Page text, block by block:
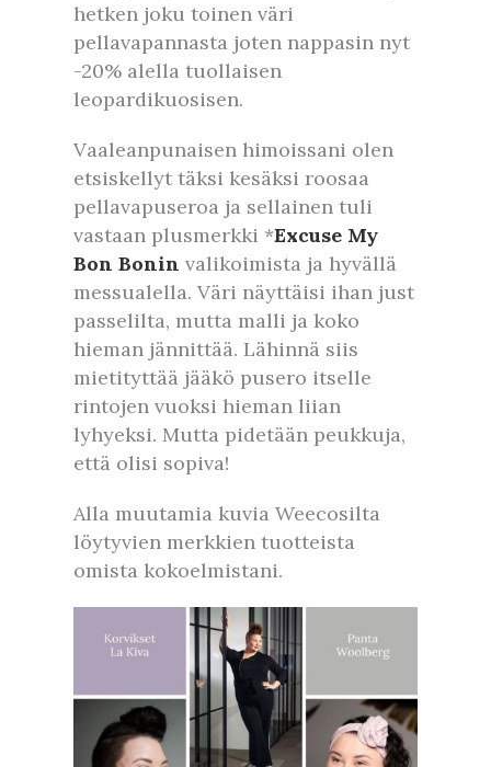
hetken joku toinen väri
pellavapannasta joten nappasin nyt
-20% alella tuollaisen
leopardikuosisen.
Vaaleanpunaisen himoissani olen
etsiskellyt täksi kesäksi roosaa
pellavapuseroa ja sellainen tuli
vastaan plusmerkki *Excuse My
Bon Bonin valikoimista ja hyvällä
messualella. Väri näyttäisi ihan just
passelilta, mutta malli ja koko
hieman jännittää. Lähinnä siis
mietityttää jääkö pusero itselle
rintojen vuoksi hieman liian
lyhyeksi. Mutta pidetään peukkuja,
että olisi sopiva!
Alla muutamia kuvia Weecosilta
löytyvien merkkien tuotteista
omista kokoelmistani.